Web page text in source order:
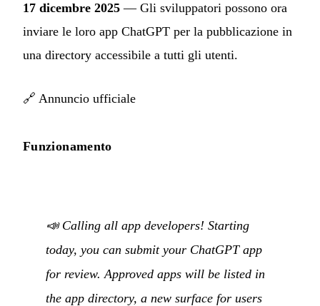
17 dicembre 2025 — Gli sviluppatori possono ora
inviare le loro app ChatGPT per la pubblicazione in
una directory accessibile a tutti gli utenti.
🔗 Annuncio ufficiale
Funzionamento
📣 Calling all app developers! Starting
today, you can submit your ChatGPT app
for review. Approved apps will be listed in
the app directory, a new surface for users